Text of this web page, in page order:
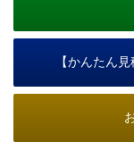
【かんたん